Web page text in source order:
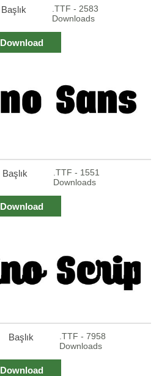
Başlık
.TTF - 2583
Downloads
Download
Başlık
.TTF - 1551
Downloads
Download
Başlık
.TTF - 7958
Downloads
Download